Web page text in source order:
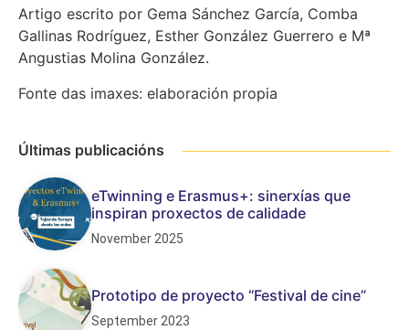
Artigo escrito por Gema Sánchez García, Comba
Gallinas Rodríguez, Esther González Guerrero e Mª
Angustias Molina González.
Fonte das imaxes: elaboración propia
Últimas publicacións
eTwinning e Erasmus+: sinerxías que
inspiran proxectos de calidade
November 2025
Prototipo de proyecto “Festival de cine”
September 2023